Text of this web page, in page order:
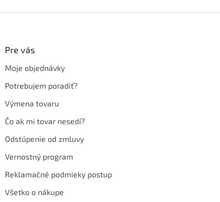
Pre vás
Moje objednávky
Potrebujem poradiť?
Výmena tovaru
Čo ak mi tovar nesedí?
Odstúpenie od zmluvy
Vernostný program
Reklamačné podmieky postup
Všetko o nákupe